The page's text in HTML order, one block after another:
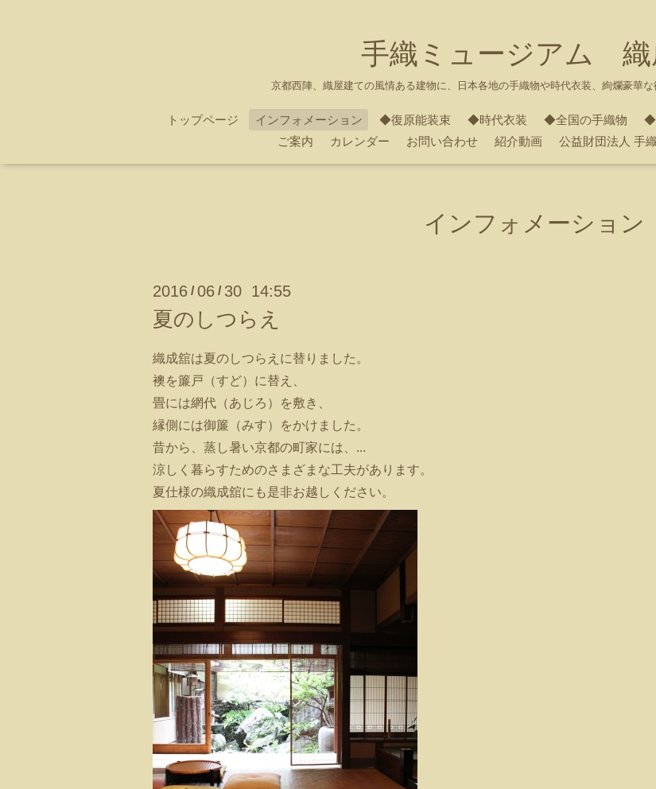
手織ミュージアム 織
京都西陣、織屋建ての風情ある建物に、日本各地の手織物や時代衣装、絢爛豪華な
トップページ インフォメーション ◆復原能装束 ◆時代衣装 ◆全国の手織物 ◆
ご案内
カレンダー お問い合わせ 紹介動画 公益財団法人 手
インフォメーション
2016 /06 / 30 14:55
夏のしつらえ
織成舘は夏のしつらえに替りました。
襖を簾戸（すど）に替え、
畳には網代（あじろ）を敷き、
縁側には御簾（みす）をかけました。
昔から、蒸し暑い京都の町家には、 ...
涼しく暮らすためのさまざまな工夫があります。
夏仕様の織成舘にも是非お越しください。